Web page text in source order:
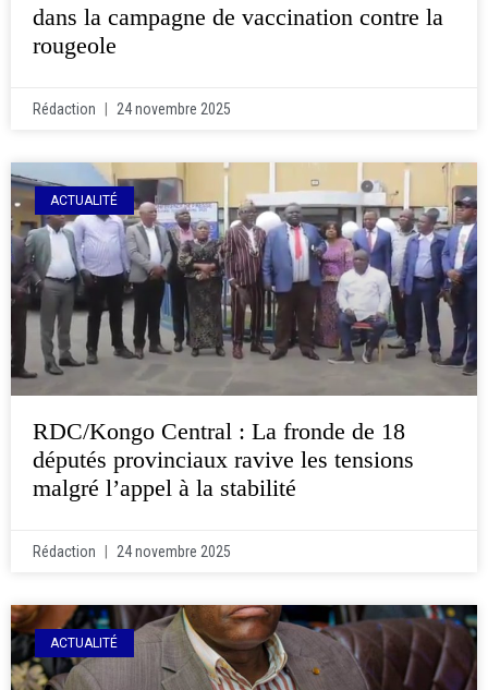
dans la campagne de vaccination contre la
rougeole
Rédaction 24 novembre 2025
ACTUALITÉ
RDC/Kongo Central : La fronde de 18
députés provinciaux ravive les tensions
malgré l’appel à la stabilité
Rédaction 24 novembre 2025
ACTUALITÉ